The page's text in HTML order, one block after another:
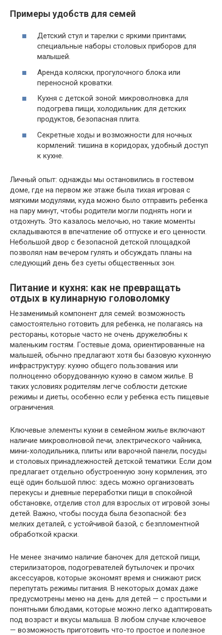
Примеры удобств для семей
Детский стул и тарелки с яркими принтами;
специальные наборы столовых приборов для
малышей.
Аренда коляски, прогулочного блока или
переносной кроватки.
Кухня с детской зоной: микроволновка для
подогрева пищи, холодильник для детских
продуктов, безопасная плита.
Секретные ходы и возможности для ночных
кормлений: тишина в коридорах, удобный доступ
к кухне.
Личный опыт: однажды мы остановились в гостевом
доме, где на первом же этаже была тихая игровая с
мягкими модулями, куда можно было отправить ребенка
на пару минут, чтобы родители могли поднять ноги и
отдохнуть. Это казалось мелочью, но такие моменты
складываются в впечатление об отпуске и его ценности.
Небольшой двор с безопасной детской площадкой
позволял нам вечером гулять и обсуждать планы на
следующий день без суеты общественных зон.
Питание и кухня: как не превращать
отдых в кулинарную головоломку
Незаменимый компонент для семей: возможность
самостоятельно готовить для ребенка, не полагаясь на
рестораны, которые часто не очень дружелюбны к
маленьким гостям. Гостевые дома, ориентированные на
малышей, обычно предлагают хотя бы базовую кухонную
инфраструктуру: кухню общего пользования или
полноценно оборудованную кухню в самом жилье. В
таких условиях родителям легче соблюсти детские
режимы и диеты, особенно если у ребенка есть пищевые
ограничения.
Ключевые элементы кухни в семейном жилье включают
наличие микроволновой печи, электрического чайника,
мини-холодильника, плиты или варочной панели, посуды
и столовых принадлежностей детской тематики. Если дом
предлагает отдельно обустроенную зону кормления, это
ещё один большой плюс: здесь можно организовать
перекусы и дневные переработки пищи в спокойной
обстановке, отделив стол для взрослых от игровой зоны
детей. Важно, чтобы посуда была безопасной: без
мелких деталей, с устойчивой базой, с безпломентной
обработкой краски.
Не менее значимо наличие баночек для детской пищи,
стерилизаторов, подогревателей бутылочек и прочих
аксессуаров, которые экономят время и снижают риск
перепутать режимы питания. В некоторых домах даже
предусмотрены меню на день для детей — с простыми и
понятными блюдами, которые можно легко адаптировать
под возраст и вкусы малыша. В любом случае ключевое
— возможность приготовить что-то простое и полезное